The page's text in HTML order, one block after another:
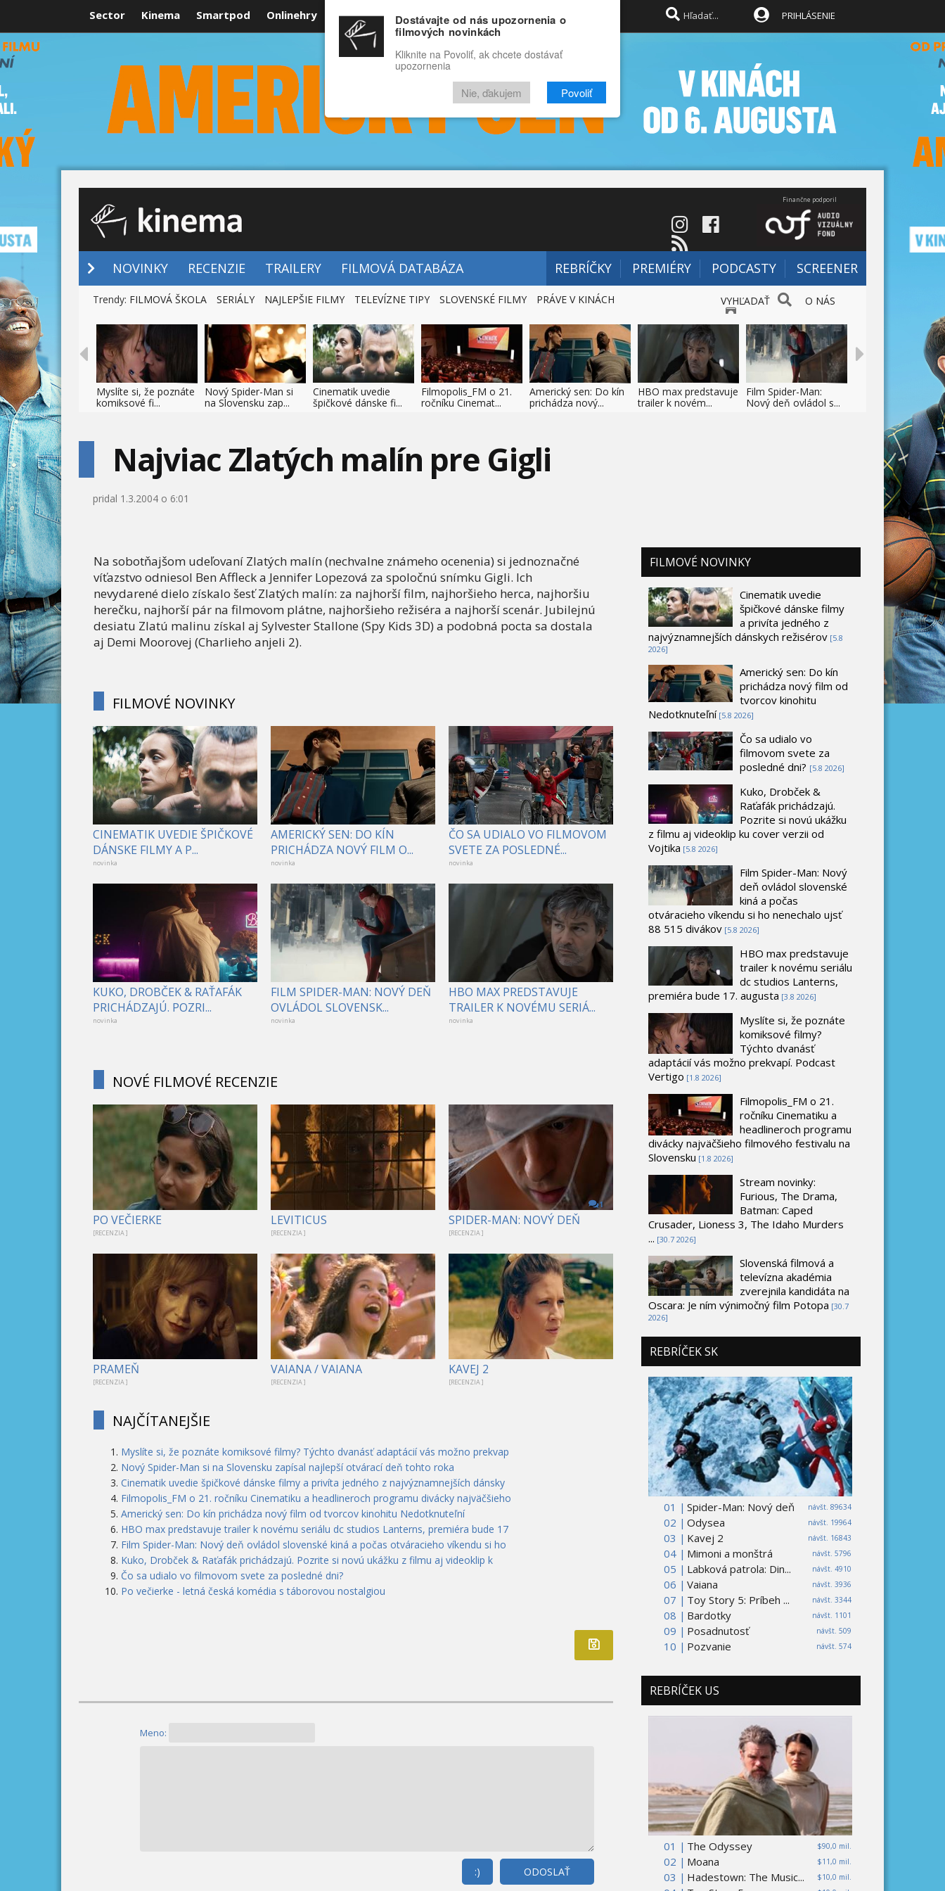
Sector Kinema Smartpod Onlinehry Rozprávky Funny Docu
RECENZIE VIDEÁ FILMY
PRIHLÁSENIE
Finančne podporil
NOVINKY RECENZIE TRAILERY FILMOVÁ DATABÁZA REBRÍČKY PREMIÉRY PODCASTY SCREENER
VYHĽADAŤ O NÁS
Trendy: FILMOVÁ ŠKOLA SERIÁLY NAJLEPŠIE FILMY TELEVÍZNE TIPY SLOVENSKÉ FILMY PRÁVE V KINÁCH
Myslíte si, že poznáte
komiksové fi...
Nový Spider-Man si
na Slovensku zap...
Cinematik uvedie
špičkové dánske fi...
Filmopolis_FM o 21.
ročníku Cinemat...
Americký sen: Do kín
prichádza nový...
HBO max predstavuje
trailer k novém...
Film Spider-Man:
Nový deň ovládol s...
Najviac Zlatých malín pre Gigli
pridal 1.3.2004 o 6:01
Na sobotňajšom udeľovaní Zlatých malín (nechvalne známeho ocenenia) si jednoznačné
víťazstvo odniesol Ben Affleck a Jennifer Lopezová za spoločnú snímku Gigli. Ich
nevydarené dielo získalo šesť Zlatých malín: za najhorší film, najhoršieho herca, najhoršiu
herečku, najhorší pár na filmovom plátne, najhoršieho režiséra a najhorší scenár. Jubilejnú
desiatu Zlatú malinu získal aj Sylvester Stallone (Spy Kids 3D) a podobná pocta sa dostala
aj Demi Moorovej (Charlieho anjeli 2).
FILMOVÉ NOVINKY
CINEMATIK UVEDIE ŠPIČKOVÉ
DÁNSKE FILMY A P...
novinka
AMERICKÝ SEN: DO KÍN
PRICHÁDZA NOVÝ FILM O...
novinka
ČO SA UDIALO VO FILMOVOM
SVETE ZA POSLEDNÉ...
novinka
KUKO, DROBČEK & RAŤAFÁK
PRICHÁDZAJÚ. POZRI...
novinka
FILM SPIDER-MAN: NOVÝ DEŇ
OVLÁDOL SLOVENSK...
novinka
HBO MAX PREDSTAVUJE
TRAILER K NOVÉMU SERIÁ...
novinka
NOVÉ FILMOVÉ RECENZIE
PO VEČIERKE
[RECENZIA ]
LEVITICUS
[RECENZIA ]
1
SPIDER-MAN: NOVÝ DEŇ
[RECENZIA ]
PRAMEŇ
[RECENZIA ]
VAIANA / VAIANA
[RECENZIA ]
KAVEJ 2
[RECENZIA ]
NAJČÍTANEJŠIE
Myslíte si, že poznáte komiksové filmy? Týchto dvanásť adaptácií vás možno prekvap
Nový Spider-Man si na Slovensku zapísal najlepší otvárací deň tohto roka
Cinematik uvedie špičkové dánske filmy a privíta jedného z najvýznamnejších dánsky
Filmopolis_FM o 21. ročníku Cinematiku a headlineroch programu divácky najväčšieho
Americký sen: Do kín prichádza nový film od tvorcov kinohitu Nedotknuteľní
HBO max predstavuje trailer k novému seriálu dc studios Lanterns, premiéra bude 17
Film Spider-Man: Nový deň ovládol slovenské kiná a počas otváracieho víkendu si ho
Kuko, Drobček & Raťafák prichádzajú. Pozrite si novú ukážku z filmu aj videoklip k
Čo sa udialo vo filmovom svete za posledné dni?
Po večierke - letná česká komédia s táborovou nostalgiou
Meno:
ODOSLAŤ
:)
FILMOVÉ NOVINKY
Cinematik uvedie
špičkové dánske filmy
a privíta jedného z
najvýznamnejších dánskych režisérov [5.8
2026]
Americký sen: Do kín
prichádza nový film od
tvorcov kinohitu
Nedotknuteľní [5.8 2026]
Čo sa udialo vo
filmovom svete za
posledné dni? [5.8 2026]
Kuko, Drobček &
Raťafák prichádzajú.
Pozrite si novú ukážku
z filmu aj videoklip ku cover verzii od
Vojtika [5.8 2026]
Film Spider-Man: Nový
deň ovládol slovenské
kiná a počas
otváracieho víkendu si ho nenechalo ujsť
88 515 divákov [5.8 2026]
HBO max predstavuje
trailer k novému seriálu
dc studios Lanterns,
premiéra bude 17. augusta [3.8 2026]
Myslíte si, že poznáte
komiksové filmy?
Týchto dvanásť
adaptácií vás možno prekvapí. Podcast
Vertigo [1.8 2026]
Filmopolis_FM o 21.
ročníku Cinematiku a
headlineroch programu
divácky najväčšieho filmového festivalu na
Slovensku [1.8 2026]
Stream novinky:
Furious, The Drama,
Batman: Caped
Crusader, Lioness 3, The Idaho Murders
... [30.7 2026]
Slovenská filmová a
televízna akadémia
zverejnila kandidáta na
Oscara: Je ním výnimočný film Potopa [30.7
2026]
REBRÍČEK SK
01 | návšt. 89634
Spider-Man: Nový deň
02 |
návšt. 19964
Odysea
03 |
návšt. 16843
Kavej 2
04 |
návšt. 5796
Mimoni a monštrá
05 |
návšt. 4910
Labková patrola: Din...
06 |
návšt. 3936
Vaiana
07 |
návšt. 3344
Toy Story 5: Príbeh ...
08 |
návšt. 1101
Bardotky
09 |
návšt. 509
Posadnutosť
10 |
návšt. 574
Pozvanie
REBRÍČEK US
01 | $90,0 mil.
The Odyssey
02 |
$11,0 mil.
Moana
03 |
$10,0 mil.
Hadestown: The Music...
Dostávajte od nás upozornenia o
filmových novinkách
Kliknite na Povoliť, ak chcete dostávať
upozornenia
Nie, ďakujem Povoliť